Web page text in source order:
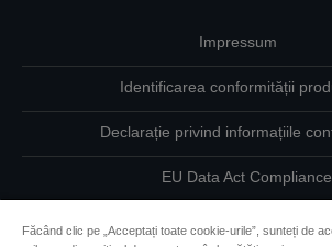
Impressum
Identificarea conformității
Declarație privind informațiile
EU Data Act Compliance
Făcând clic pe „Acceptați toate cookie-urile”, sunteți de